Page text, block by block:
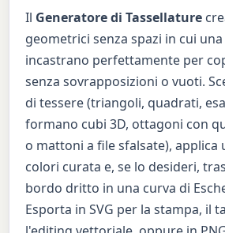
Il Generatore di Tassellature
geometrici senza spazi in cui
incastrano perfettamente per
senza sovrapposizioni o vuoti.
di tessere (triangoli, quadrati,
formano cubi 3D, ottagoni con
o mattoni a file sfalsate), applica
colori curata e, se lo desideri,
bordo dritto in una curva di
Esporta in SVG per la stampa, il